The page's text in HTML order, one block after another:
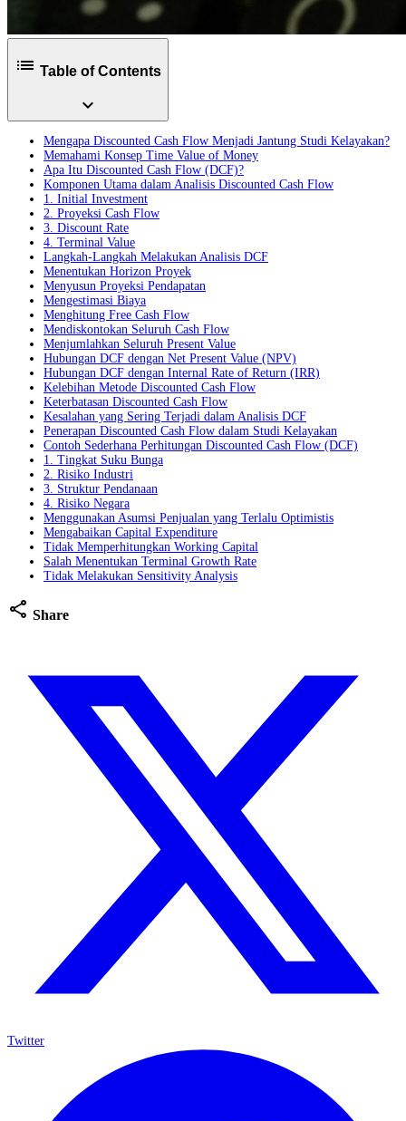
list Table of Contents
expand_more
Mengapa Discounted Cash Flow Menjadi Jantung Studi Kelayakan?
Memahami Konsep Time Value of Money
Apa Itu Discounted Cash Flow (DCF)?
Komponen Utama dalam Analisis Discounted Cash Flow
1. Initial Investment
2. Proyeksi Cash Flow
3. Discount Rate
4. Terminal Value
Langkah-Langkah Melakukan Analisis DCF
Menentukan Horizon Proyek
Menyusun Proyeksi Pendapatan
Mengestimasi Biaya
Menghitung Free Cash Flow
Mendiskontokan Seluruh Cash Flow
Menjumlahkan Seluruh Present Value
Hubungan DCF dengan Net Present Value (NPV)
Hubungan DCF dengan Internal Rate of Return (IRR)
Kelebihan Metode Discounted Cash Flow
Keterbatasan Discounted Cash Flow
Kesalahan yang Sering Terjadi dalam Analisis DCF
Penerapan Discounted Cash Flow dalam Studi Kelayakan
Contoh Sederhana Perhitungan Discounted Cash Flow (DCF)
1. Tingkat Suku Bunga
2. Risiko Industri
3. Struktur Pendanaan
4. Risiko Negara
Menggunakan Asumsi Penjualan yang Terlalu Optimistis
Mengabaikan Capital Expenditure
Tidak Memperhitungkan Working Capital
Salah Menentukan Terminal Growth Rate
Tidak Melakukan Sensitivity Analysis
share Share
Twitter